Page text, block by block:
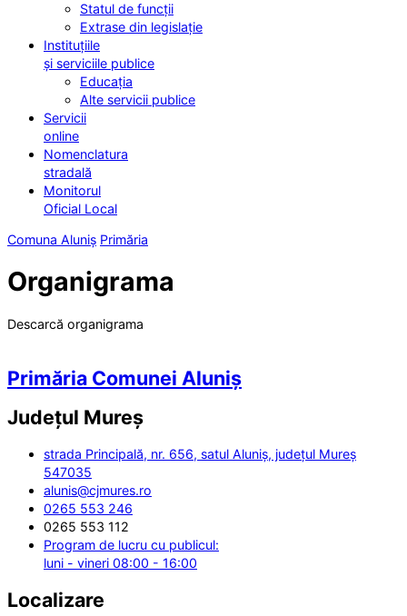
Statul de funcții
Extrase din legislație
Instituțiile
și serviciile publice
Educația
Alte servicii publice
Servicii
online
Nomenclatura
stradală
Monitorul
Oficial Local
Comuna Aluniș Primăria
Organigrama
Descarcă organigrama
Primăria Comunei Aluniș
Județul Mureș
strada Principală, nr. 656, satul Aluniș, județul Mureș
547035
alunis@cjmures.ro
0265 553 246
0265 553 112
Program de lucru cu publicul:
luni - vineri 08:00 - 16:00
Localizare